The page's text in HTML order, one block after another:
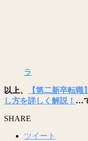
ラ
以上、
【第二新卒転
し方を詳しく解説！ …
SHARE
ツイート